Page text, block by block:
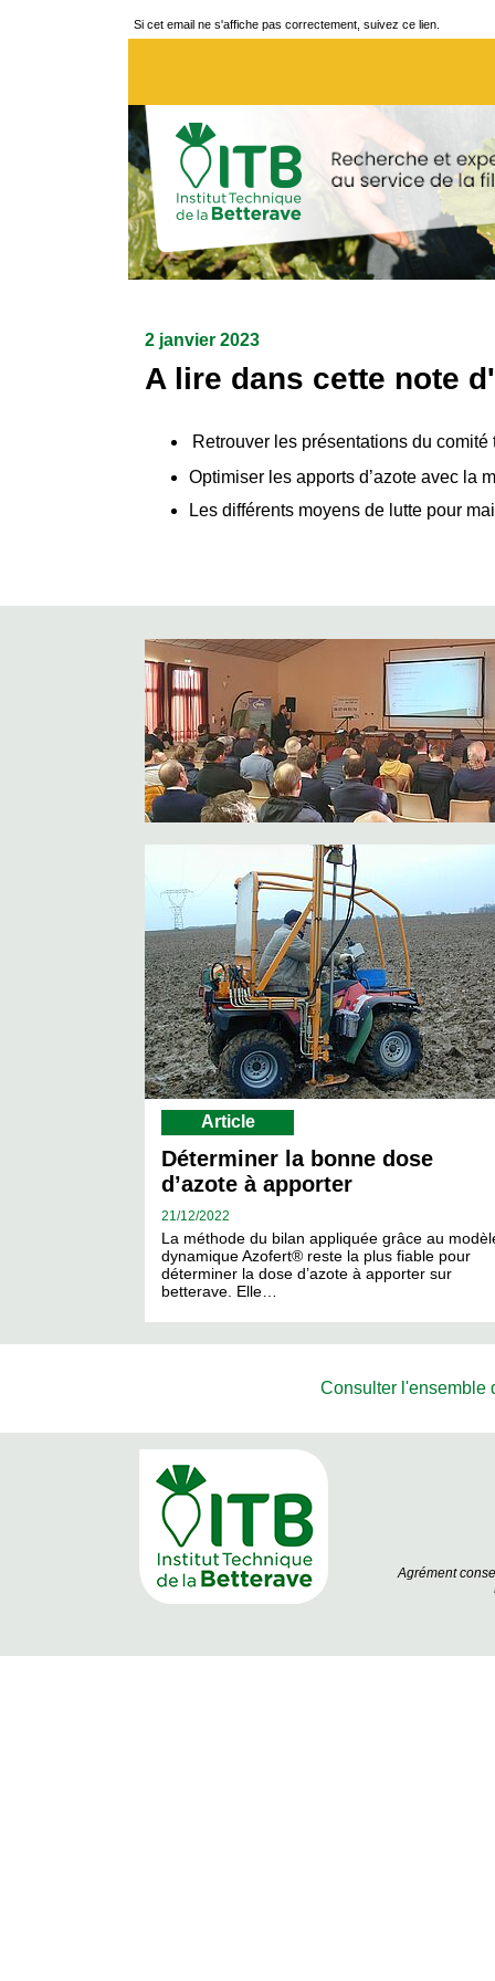
Si cet email ne s'affiche pas correctement, suivez ce lien.
2 janvier 2023
A lire dans cette note
Retrouver les présentations du comité
Optimiser les apports d’azote avec la
Les différents moyens de lutte pour
Article
Déterminer la bonne dose
d’azote à apporter
21/12/2022
La méthode du bilan appliquée grâce au
dynamique Azofert® reste la plus fiable pour
déterminer la dose d’azote à apporter sur
betterave. Elle…
Consulter l'ensemble
Agrément